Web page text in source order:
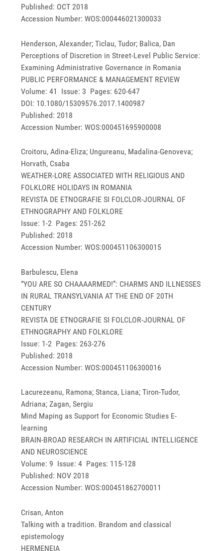
Published: OCT 2018
Accession Number: WOS:000446021300033
Henderson, Alexander; Ticlau, Tudor; Balica, Dan
Perceptions of Discretion in Street-Level Public Service:
Examining Administrative Governance in Romania
PUBLIC PERFORMANCE & MANAGEMENT REVIEW
Volume: 41 Issue: 3 Pages: 620-647
DOI: 10.1080/15309576.2017.1400987
Published: 2018
Accession Number: WOS:000451695900008
Croitoru, Adina-Eliza; Ungureanu, Madalina-Genoveva;
Horvath, Csaba
WEATHER-LORE ASSOCIATED WITH RELIGIOUS AND
FOLKLORE HOLIDAYS IN ROMANIA
REVISTA DE ETNOGRAFIE SI FOLCLOR-JOURNAL OF
ETHNOGRAPHY AND FOLKLORE
Issue: 1-2 Pages: 251-262
Published: 2018
Accession Number: WOS:000451106300015
Barbulescu, Elena
“YOU ARE SO CHAAAARMED!”: CHARMS AND ILLNESSES
IN RURAL TRANSYLVANIA AT THE END OF 20TH
CENTURY
REVISTA DE ETNOGRAFIE SI FOLCLOR-JOURNAL OF
ETHNOGRAPHY AND FOLKLORE
Issue: 1-2 Pages: 263-276
Published: 2018
Accession Number: WOS:000451106300016
Lacurezeanu, Ramona; Stanca, Liana; Tiron-Tudor,
Adriana; Zagan, Sergiu
Mind Maping as Support for Economic Studies E-
learning
BRAIN-BROAD RESEARCH IN ARTIFICIAL INTELLIGENCE
AND NEUROSCIENCE
Volume: 9 Issue: 4 Pages: 115-128
Published: NOV 2018
Accession Number: WOS:000451862700011
Crisan, Anton
Talking with a tradition. Brandom and classical
epistemology
HERMENEIA